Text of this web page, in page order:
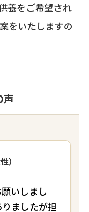
養をご希望され
をいたしますの
声
）
いしまし
ましたが担